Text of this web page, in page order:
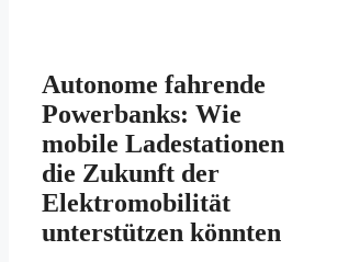
Autonome fahrende
Powerbanks: Wie
mobile Ladestationen
die Zukunft der
Elektromobilität
unterstützen könnten